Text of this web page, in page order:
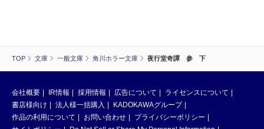
TOP 文庫 一般文庫 角川ホラー文庫 夜行堂奇譚 参 下
会社概要 IR情報 採用情報 広告について
ライセンスについて
書店様向け
法人様一括購入
KADOKAWAグループ
作品の利用について
お問い合わせ
プライバシーポリシー